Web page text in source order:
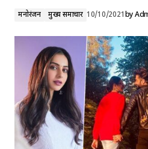
मनोरंजन मुख्य समाचार 10/10/2021by